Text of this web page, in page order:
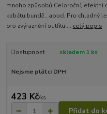
mnoho způsobů.Celoroční, efektní
kabátu,bundě...apod. Pro chladný
pro zvýraznění outfitu.... celý popis
Dostupnost skladem 1 ks
Nejsme plátci DPH
423 Kč/ks
Přidat do